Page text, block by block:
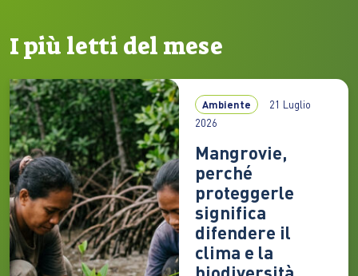
I più letti del mese
Ambiente
21 Luglio
2026
Mangrovie,
perché
proteggerle
significa
difendere il
clima e la